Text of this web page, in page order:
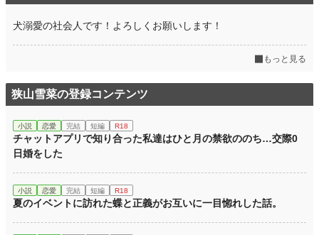
犬溺愛の社会人です！よろしくお願いします！
もっと見る
狭山雪菜の登録コンテンツ
小説 恋愛 完結 短編 R18
チャットアプリで知り合った私達はひと月の禁欲ののち…交際0
日婚をした
小説 恋愛 完結 短編 R18
夏のイベントに訪れた蝶と正義がお互いに一目惚れした話。